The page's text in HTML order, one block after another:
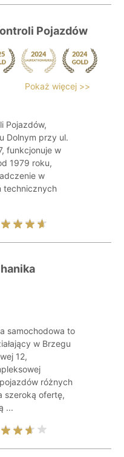
Pojazdów
Pokaż więcej >>
Pojazdów,
Dolnym przy ul.
funkcjonuje w
1979 roku,
w
technicznych
samochodowa to
w Brzegu
12,
różnych
szeroką ofertę,
...